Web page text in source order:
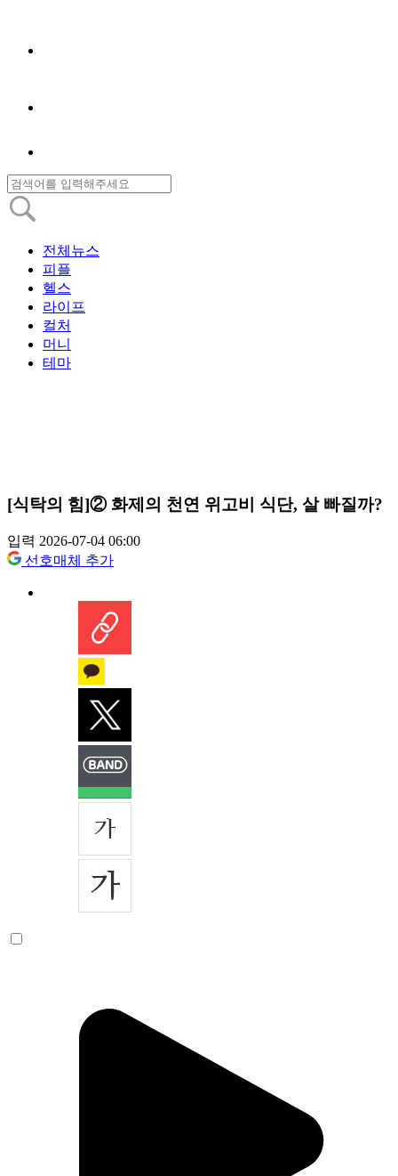
전체뉴스
피플
헬스
라이프
컬처
머니
테마
[식탁의 힘]② 화제의 천연 위고비 식단, 살 빠질까?
입력 2026-07-04 06:00
선호매체 추가